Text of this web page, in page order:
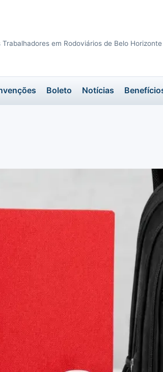
Trabalhadores em Rodoviários de Belo
Boleto Notícias